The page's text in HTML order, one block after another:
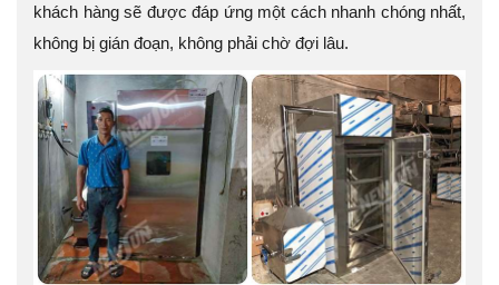
khách hàng sẽ được đáp ứng một cách nhanh chóng nhất,
không bị gián đoạn, không phải chờ đợi lâu.